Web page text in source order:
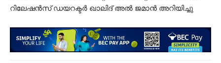
റിലേഷൻസ് ഡയറക്ടർ ഖാലിദ് അൽ ജമാൻ അറിയിച്ചു